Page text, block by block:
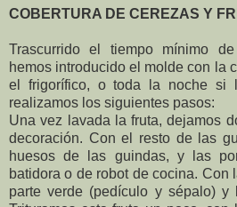
COBERTURA DE CEREZAS Y
Trascurrido el tiempo mínimo
hemos introducido el molde con la
el frigorífico, o toda la noche si
realizamos los siguientes pasos:
Una vez lavada la fruta, dejamos
decoración. Con el resto de las
huesos de las guindas, y las
batidora o de robot de cocina. Con
parte verde (pedículo y sépalo) y